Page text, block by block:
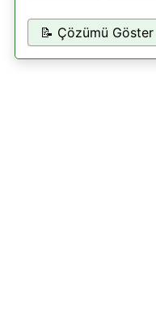
📝 Çözümü Göster